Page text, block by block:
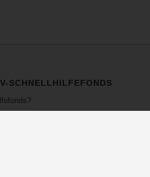
SCHNELLHILFEFONDS